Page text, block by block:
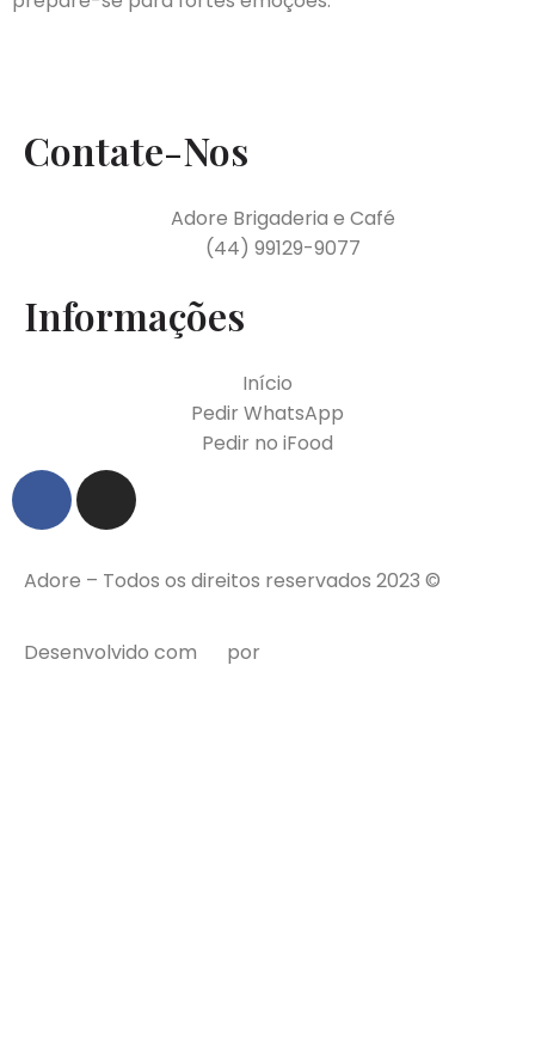
Contate-Nos
Adore Brigaderia e Café
(44) 99129-9077
Informações
Início
Pedir WhatsApp
Pedir no iFood
Adore – Todos os direitos reservados 2023 ©
Desenvolvido com por